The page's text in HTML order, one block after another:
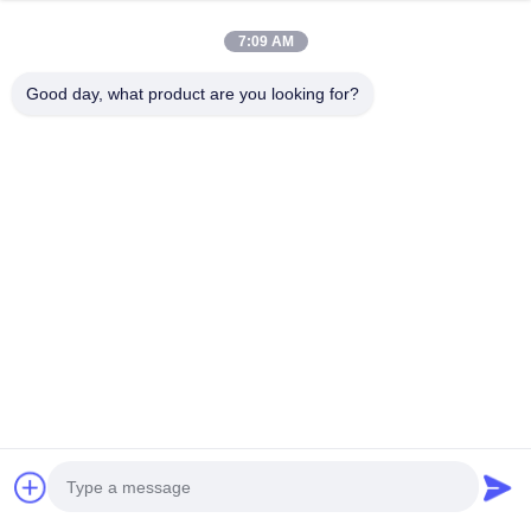
7:09 AM
Good day, what product are you looking for?